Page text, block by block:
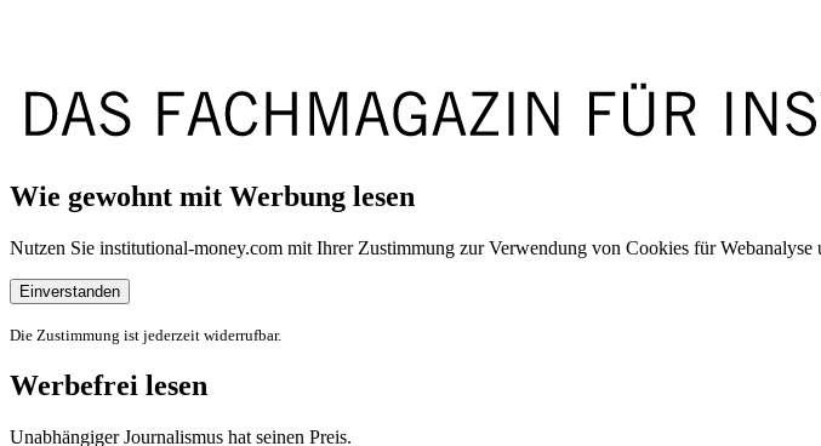
Wie gewohnt mit Werbung lesen
Nutzen Sie institutional-money.com mit Ihrer Zustimmung zur Verwendung von Cookies für Webanalyse
Einverstanden
Die Zustimmung ist jederzeit widerrufbar.
Werbefrei lesen
Unabhängiger Journalismus hat seinen Preis.